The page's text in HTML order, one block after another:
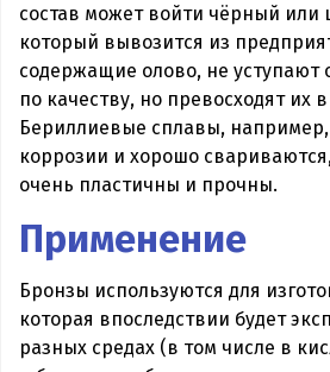
состав может войти чёрный или
который вывозится из
содержащие олово, не
по качеству, но превосходят их
Бериллиевые сплавы,
коррозии и хорошо
очень пластичны и прочны.
Применение
Бронзы используются для
которая впоследствии будет
разных средах (в том числе в